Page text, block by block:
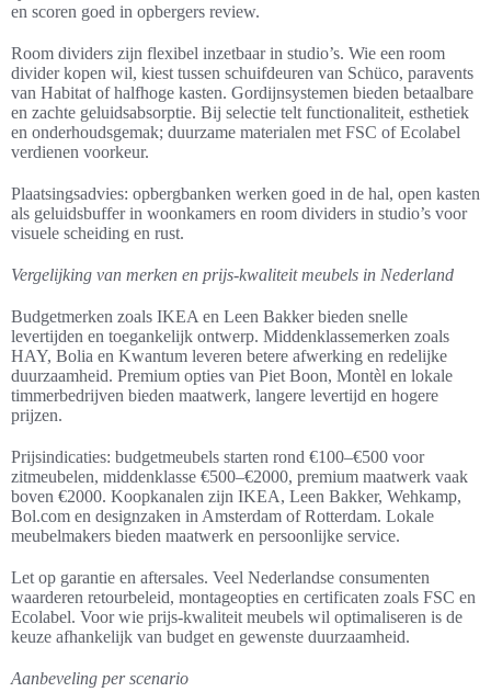
en scoren goed in opbergers review.
Room dividers zijn flexibel inzetbaar in studio’s. Wie een room
divider kopen wil, kiest tussen schuifdeuren van Schüco, paravents
van Habitat of halfhoge kasten. Gordijnsystemen bieden betaalbare
en zachte geluidsabsorptie. Bij selectie telt functionaliteit, esthetiek
en onderhoudsgemak; duurzame materialen met FSC of Ecolabel
verdienen voorkeur.
Plaatsingsadvies: opbergbanken werken goed in de hal, open kasten
als geluidsbuffer in woonkamers en room dividers in studio’s voor
visuele scheiding en rust.
Vergelijking van merken en prijs-kwaliteit meubels in Nederland
Budgetmerken zoals IKEA en Leen Bakker bieden snelle
levertijden en toegankelijk ontwerp. Middenklassemerken zoals
HAY, Bolia en Kwantum leveren betere afwerking en redelijke
duurzaamheid. Premium opties van Piet Boon, Montèl en lokale
timmerbedrijven bieden maatwerk, langere levertijd en hogere
prijzen.
Prijsindicaties: budgetmeubels starten rond €100–€500 voor
zitmeubelen, middenklasse €500–€2000, premium maatwerk vaak
boven €2000. Koopkanalen zijn IKEA, Leen Bakker, Wehkamp,
Bol.com en designzaken in Amsterdam of Rotterdam. Lokale
meubelmakers bieden maatwerk en persoonlijke service.
Let op garantie en aftersales. Veel Nederlandse consumenten
waarderen retourbeleid, montageopties en certificaten zoals FSC en
Ecolabel. Voor wie prijs-kwaliteit meubels wil optimaliseren is de
keuze afhankelijk van budget en gewenste duurzaamheid.
Aanbeveling per scenario